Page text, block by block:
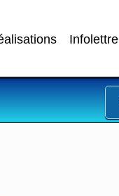
Infolettre